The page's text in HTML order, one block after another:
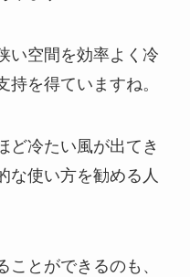
い空間を効率よく冷
を得ていますね。
ど冷たい風が出てき
な使い方を勧める人
とができるのも、